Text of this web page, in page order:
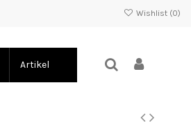
Wishlist (0)
Artikel